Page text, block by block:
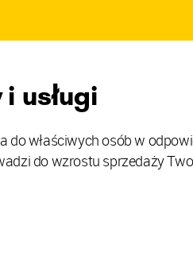
usługi
właściwych osób w
do wzrostu sprzedaży